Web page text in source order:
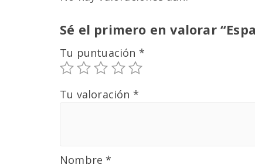
Sé el primero en valorar
Tu puntuación *
Tu valoración *
Nombre*